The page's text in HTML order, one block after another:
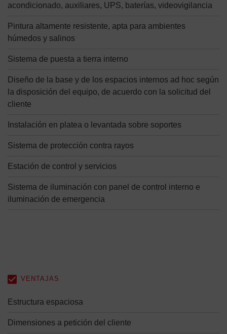
acondicionado, auxiliares, UPS, baterías, videovigilancia
Pintura altamente resistente, apta para ambientes
húmedos y salinos
Sistema de puesta a tierra interno
Diseño de la base y de los espacios internos ad hoc según
la disposición del equipo, de acuerdo con la solicitud del
cliente
Instalación en platea o levantada sobre soportes
Sistema de protección contra rayos
Estación de control y servicios
Sistema de iluminación con panel de control interno e
iluminación de emergencia
VENTAJAS
Estructura espaciosa
Dimensiones a petición del cliente